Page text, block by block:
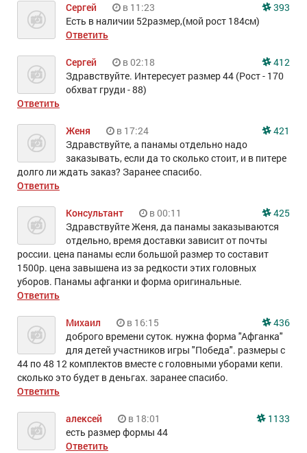
Сергей в 11:23
393
Есть в наличии 52размер,(мой рост 184см)
Ответить
Сергей в 02:18
412
Здравствуйте. Интересует размер 44 (Рост - 170
обхват груди - 88)
Ответить
Женя в 17:24
421
Здравствуйте, а панамы отдельно надо
заказывать, если да то сколько стоит, и в питере
долго ли ждать заказ? Заранее спасибо.
Ответить
Консультант в 00:11
425
Здравствуйте Женя, да панамы заказываются
отдельно, время доставки зависит от почты
россии. цена панамы если большой размер то составит
1500р. цена завышена из за редкости этих головных
уборов. Панамы афганки и форма оригинальные.
Ответить
Михаил в 16:15
436
доброго времени суток. нужна форма "Афганка"
для детей участников игры "Победа". размеры с
44 по 48 12 комплектов вместе с головными уборами кепи.
сколько это будет в деньгах. заранее спасибо.
Ответить
алексей в 18:01
1133
есть размер формы 44
Ответить